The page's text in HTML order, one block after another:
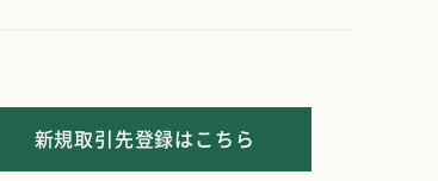
新規取引先登録はこちら